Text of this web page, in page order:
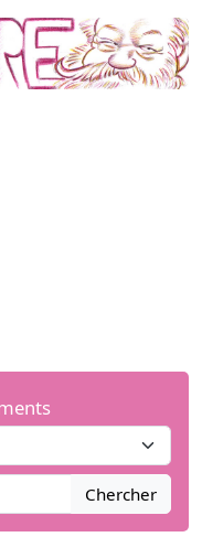
Chercher